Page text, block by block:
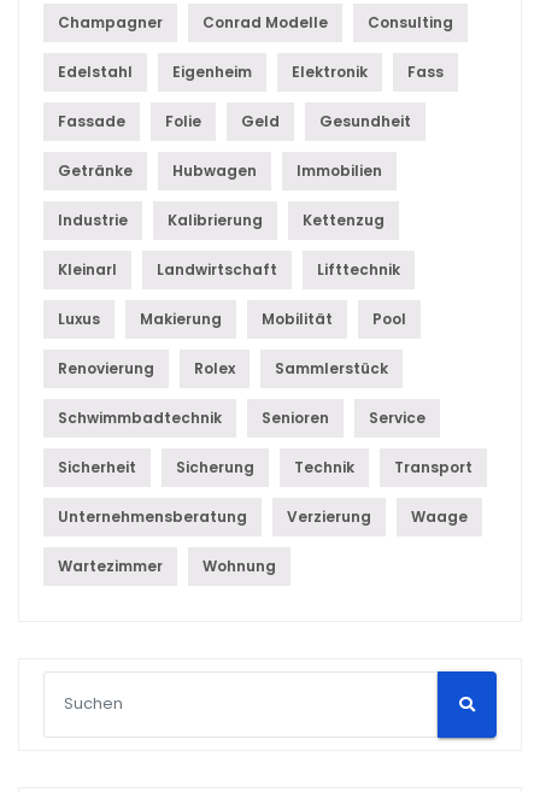
Champagner Conrad Modelle Consulting
Edelstahl Eigenheim Elektronik Fass
Fassade Folie Geld Gesundheit
Getränke Hubwagen Immobilien
Industrie Kalibrierung Kettenzug
Kleinarl Landwirtschaft Lifttechnik
Luxus Makierung Mobilität Pool
Renovierung Rolex Sammlerstück
Schwimmbadtechnik Senioren Service
Sicherheit Sicherung Technik Transport
Unternehmensberatung Verzierung Waage
Wartezimmer Wohnung